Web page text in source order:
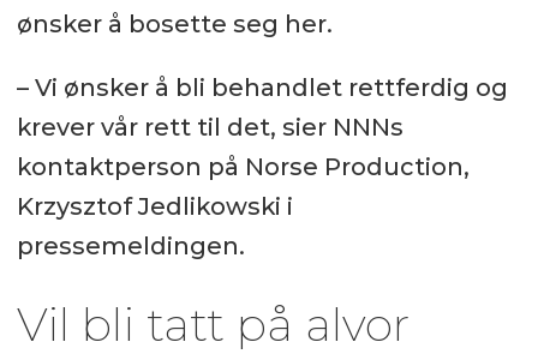
ønsker å bosette seg her.
– Vi ønsker å bli behandlet rettferdig og
krever vår rett til det, sier NNNs
kontaktperson på Norse Production,
Krzysztof Jedlikowski i
pressemeldingen.
Vil bli tatt på alvor